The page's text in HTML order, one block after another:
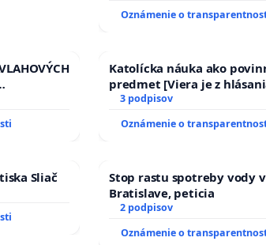
Oznámenie o
na
Katolícka náuka ako
predmet [Viera je z
17)]
3 podpisov
Oznámenie o
Sliač
Stop rastu spotreby vody v
Bratislave, peticia
2 podpisov
Oznámenie o